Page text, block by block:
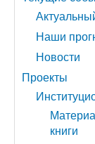
Наши
Новости
Проекты
книги